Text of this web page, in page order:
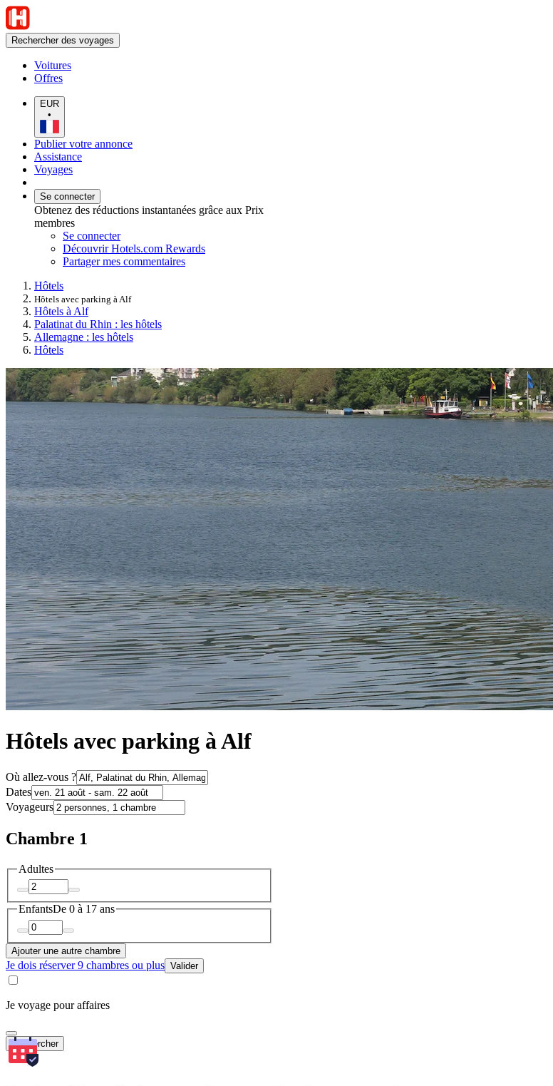
Rechercher des voyages
Voitures
Offres
EUR
•
Publier votre annonce
Assistance
Voyages
Se connecter
Obtenez des réductions instantanées grâce aux Prix
membres
Se connecter
Découvrir Hotels.com Rewards
Partager mes commentaires
Hôtels
Hôtels avec parking à Alf
Hôtels à Alf
Palatinat du Rhin : les hôtels
Allemagne : les hôtels
Hôtels
Hôtels avec parking à Alf
Où allez-vous ?
Dates
Voyageurs
Chambre 1
Adultes
EnfantsDe 0 à 17 ans
Ajouter une autre chambre
Je dois réserver 9 chambres ou plus Valider
Je voyage pour affaires
Rechercher